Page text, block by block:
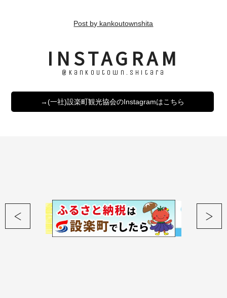
Post by kankoutownshita
INSTAGRAM
@kankoutown.shitara
→(一社)設楽町観光協会のInstagramはこちら